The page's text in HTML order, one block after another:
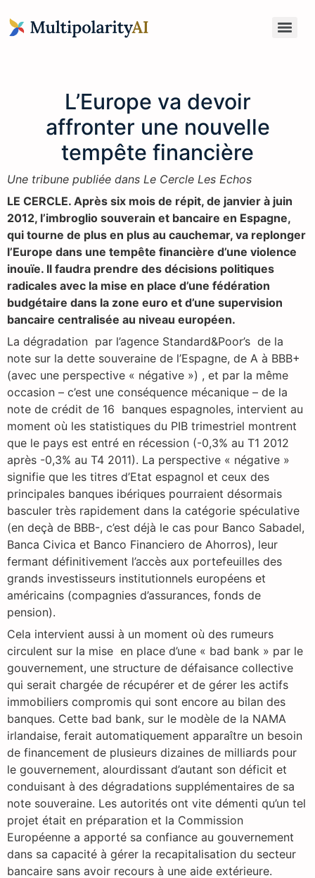
L’Europe va devoir
affronter une nouvelle
tempête financière
Une tribune publiée dans Le Cercle Les Echos
LE CERCLE. Après six mois de répit, de janvier à juin
2012, l’imbroglio souverain et bancaire en Espagne,
qui tourne de plus en plus au cauchemar, va replonger
l’Europe dans une tempête financière d’une violence
inouïe. Il faudra prendre des décisions politiques
radicales avec la mise en place d’une fédération
budgétaire dans la zone euro et d’une supervision
bancaire centralisée au niveau européen.
La dégradation par l’agence Standard&Poor’s de la
note sur la dette souveraine de l’Espagne, de A à BBB+
(avec une perspective « négative ») , et par la même
occasion – c’est une conséquence mécanique – de la
note de crédit de 16 banques espagnoles, intervient au
moment où les statistiques du PIB trimestriel montrent
que le pays est entré en récession (-0,3% au T1 2012
après -0,3% au T4 2011). La perspective « négative »
signifie que les titres d’Etat espagnol et ceux des
principales banques ibériques pourraient désormais
basculer très rapidement dans la catégorie spéculative
(en deçà de BBB-, c’est déjà le cas pour Banco Sabadel,
Banca Civica et Banco Financiero de Ahorros), leur
fermant définitivement l’accès aux portefeuilles des
grands investisseurs institutionnels européens et
américains (compagnies d’assurances, fonds de
pension).
Cela intervient aussi à un moment où des rumeurs
circulent sur la mise en place d’une « bad bank » par le
gouvernement, une structure de défaisance collective
qui serait chargée de récupérer et de gérer les actifs
immobiliers compromis qui sont encore au bilan des
banques. Cette bad bank, sur le modèle de la NAMA
irlandaise, ferait automatiquement apparaître un besoin
de financement de plusieurs dizaines de milliards pour
le gouvernement, alourdissant d’autant son déficit et
conduisant à des dégradations supplémentaires de sa
note souveraine. Les autorités ont vite démenti qu’un tel
projet était en préparation et la Commission
Européenne a apporté sa confiance au gouvernement
dans sa capacité à gérer la recapitalisation du secteur
bancaire sans avoir recours à une aide extérieure.